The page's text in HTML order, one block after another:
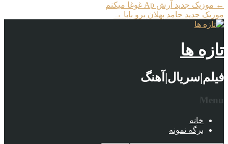
← موزیک جدید آرش Ap غوغا میکنم
موزیک جدید حامد پهلان برو بابا →
تازه ها
فیلم|سریال|آهنگ
Menu
خانه
برگه نمونه